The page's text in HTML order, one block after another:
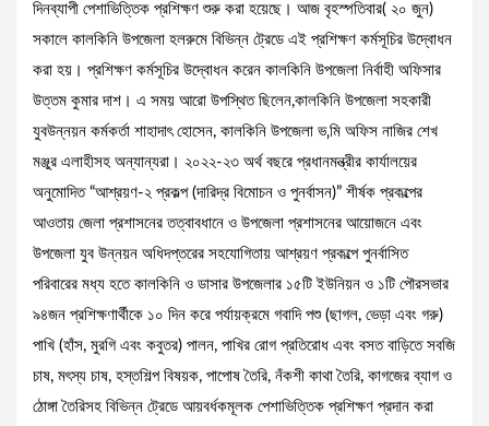
দিনব্যাপী পেশাভিত্তিক প্রশিক্ষণ শুরু করা হয়েছে। আজ বৃহস্পতিবার( ২০ জুন)
সকালে কালকিনি উপজেলা হলরুমে বিভিন্ন ট্রেডে এই প্রশিক্ষণ কর্মসূচির উদ্বোধন
করা হয়। প্রশিক্ষণ কর্মসূচির উদ্বোধন করেন কালকিনি উপজেলা নির্বাহী অফিসার
উত্তম কুমার দাশ। এ সময় আরো উপস্থিত ছিলেন,কালকিনি উপজেলা সহকারী
যুবউন্নয়ন কর্মকর্তা শাহাদাৎ হোসেন, কালকিনি উপজেলা ভ‚মি অফিস নাজির শেখ
মঞ্জুর এলাহীসহ অন্যান্যরা। ২০২২-২৩ অর্থ বছরে প্রধানমন্ত্রীর কার্যালয়ের
অনুমোদিত “আশ্রয়ণ-২ প্রকল্প (দারিদ্র বিমোচন ও পুনর্বাসন)” শীর্ষক প্রকল্পের
আওতায় জেলা প্রশাসনের তত্বাবধানে ও উপজেলা প্রশাসনের আয়োজনে এবং
উপজেলা যুব উন্নয়ন অধিদপ্তরের সহযোগিতায় আশ্রয়ণ প্রকল্পে পুনর্বাসিত
পরিবারের মধ্য হতে কালকিনি ও ডাসার উপজেলার ১৫টি ইউনিয়ন ও ১টি পৌরসভার
৯৪জন প্রশিক্ষণার্থীকে ১০ দিন করে পর্যায়ক্রমে গবাদি পশু (ছাগল, ভেড়া এবং গরু)
পাখি (হাঁস, মুরগি এবং কবুতর) পালন, পাখির রোগ প্রতিরোধ এবং বসত বাড়িতে সবজি
চাষ, মৎস্য চাষ, হস্তশিল্প বিষয়ক, পাপোষ তৈরি, নঁকশী কাথা তৈরি, কাগজের ব্যাগ ও
ঠোঙ্গা তৈরিসহ বিভিন্ন ট্রেডে আয়বর্ধকমূলক পেশাভিত্তিক প্রশিক্ষণ প্রদান করা